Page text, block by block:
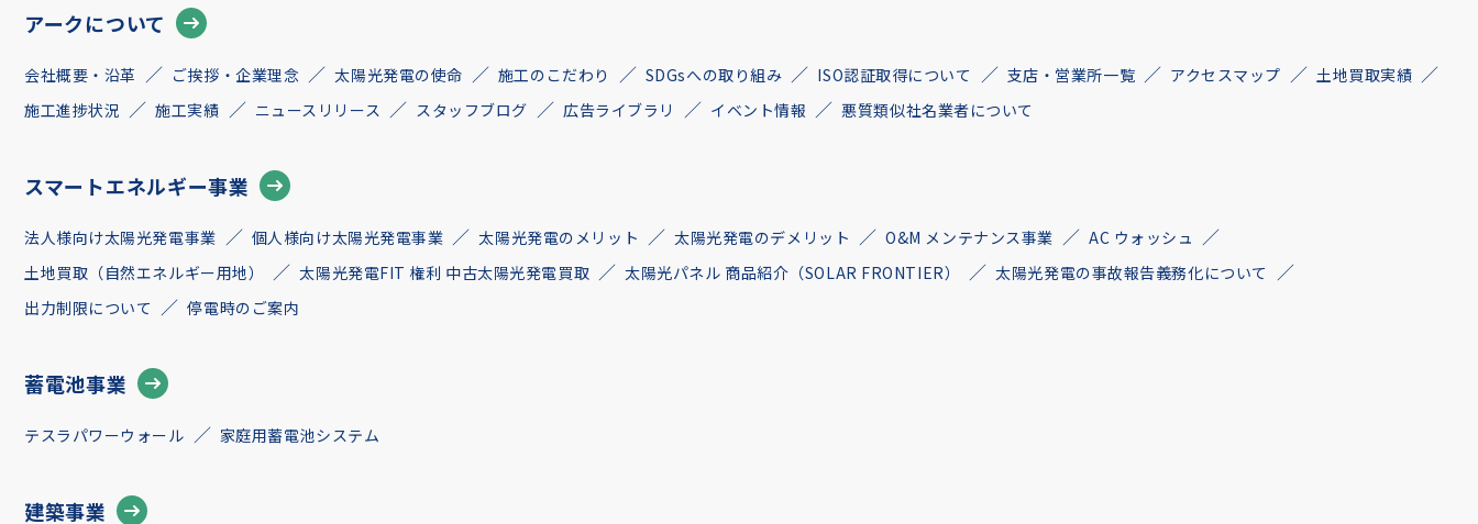
アークについて
会社概要・沿革 ご挨拶・企業理念 太陽光発電の使命 施工のこだわり SDGsへの取り組み ISO認証取得について 支店・営業所一覧 アクセスマップ
土地買取実績
施工進捗状況
施工実績 ニュースリリース スタッフブログ 広告ライブラリ イベント情報 悪質類似社名業者について
スマートエネルギー事業
法人様向け太陽光発電事業 個人様向け太陽光発電事業 太陽光発電のメリット 太陽光発電のデメリット O&M メンテナンス事業
AC ウォッシュ
土地買取（自然エネルギー用地）
太陽光発電FIT 権利 中古太陽光発電買取 太陽光パネル 商品紹介（SOLAR FRONTIER）
太陽光発電の事故報告義務化について
出力制限について
停電時のご案内
蓄電池事業
テスラパワーウォール 家庭用蓄電池システム
建築事業